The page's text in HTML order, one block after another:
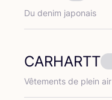
Du denim japonais
CARHARTT
Vête­ments de plein air